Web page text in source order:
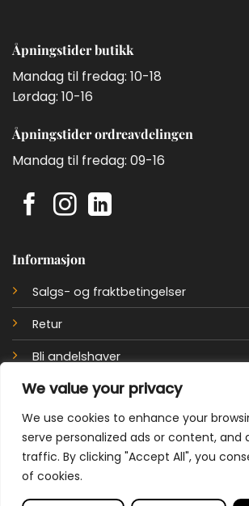
We value your privacy
We use cookies to enhance your
serve personalized ads or content, and
traffic. By clicking "Accept All", you
of cookies.
Åpningstider butikk
Mandag til fredag: 10-18
Lørdag: 10-16
Åpningstider ordreavdelingen
Mandag til fredag: 09-16
Informasjon
Salgs- og fraktbetingelser
Retur
Bli andelshaver
Personvernerklæring
Cookie policy